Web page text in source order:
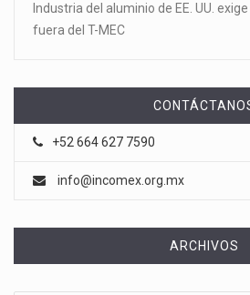
Industria del aluminio de EE. UU.
fuera del T-MEC
+52 664 627 7590
info@incomex.org.mx
ARCHIVOS